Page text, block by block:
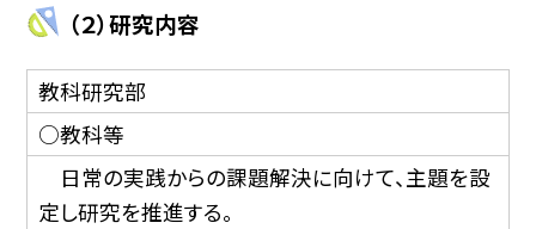
（２）研究内容
教科研究部
○教科等
日常の実践からの課題解決に向けて、主題を設
定し研究を推進する。